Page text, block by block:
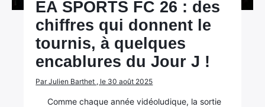
EA SPORTS FC 26 : des
chiffres qui donnent le
tournis, à quelques
encablures du Jour J !
Par Julien Barthet , le 30 août 2025
Comme chaque année vidéoludique, la sortie